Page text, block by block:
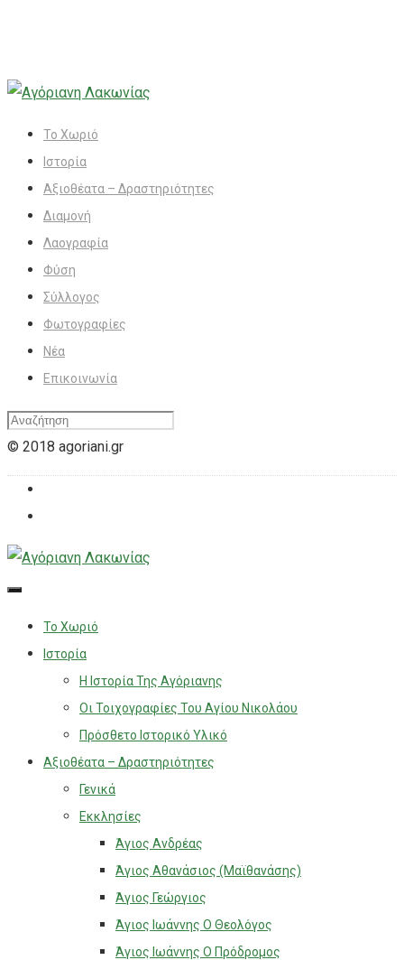
Το Χωριό
Ιστορία
Αξιοθέατα – Δραστηριότητες
Διαμονή
Λαογραφία
Φύση
Σύλλογος
Φωτογραφίες
Νέα
Επικοινωνία
© 2018 agoriani.gr
Το Χωριό
Ιστορία
Η Ιστορία Της Αγόριανης
Οι Τοιχογραφίες Του Αγίου Νικολάου
Πρόσθετο Ιστορικό Υλικό
Αξιοθέατα – Δραστηριότητες
Γενικά
Εκκλησίες
Άγιος Ανδρέας
Άγιος Αθανάσιος (Μαϊθανάσης)
Άγιος Γεώργιος
Άγιος Ιωάννης Ο Θεολόγος
Άγιος Ιωάννης Ο Πρόδρομος